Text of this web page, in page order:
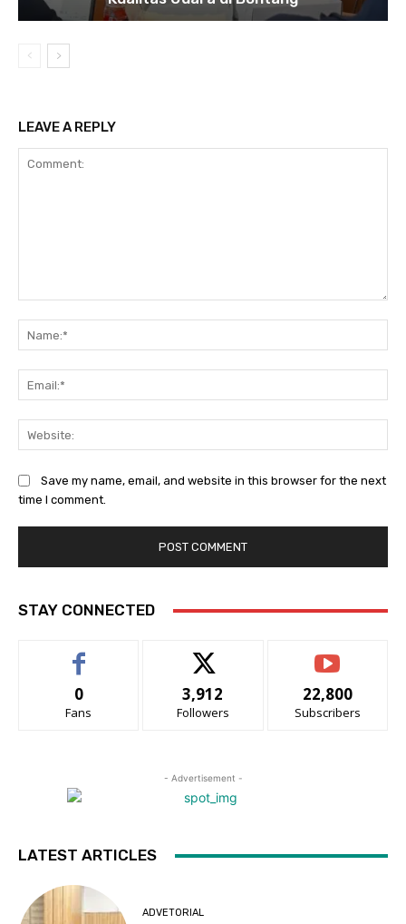
LEAVE A REPLY
Save my name, email, and website in this browser for the next
time I comment.
STAY CONNECTED
0
Fans
3,912
Followers
22,800
Subscribers
- Advertisement -
LATEST ARTICLES
ADVETORIAL